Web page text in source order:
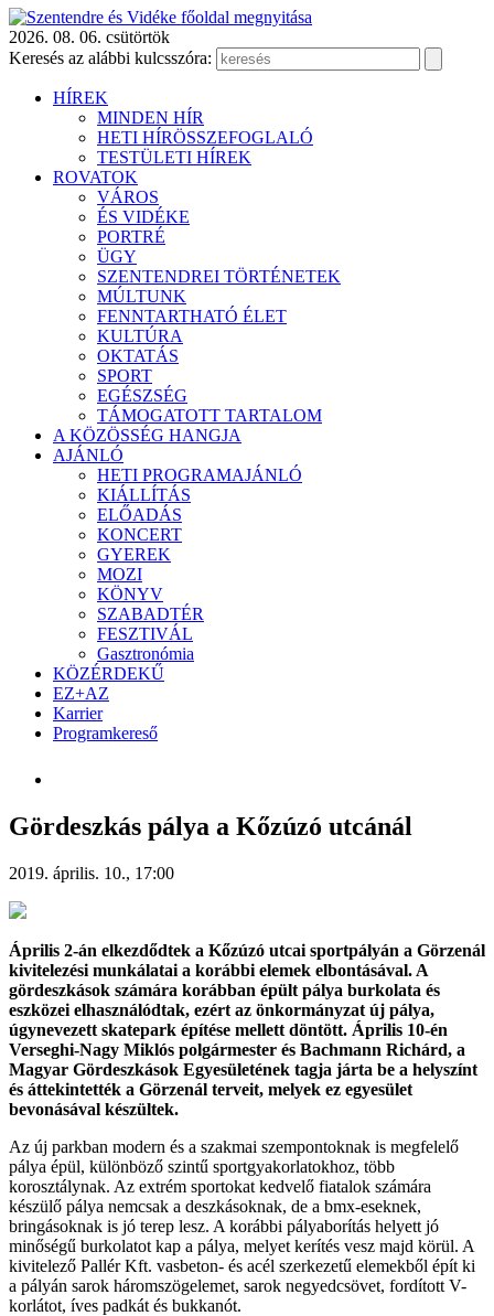
2026. 08. 06. csütörtök
Keresés az alábbi kulcsszóra:
HÍREK
MINDEN HÍR
HETI HÍRÖSSZEFOGLALÓ
TESTÜLETI HÍREK
ROVATOK
VÁROS
ÉS VIDÉKE
PORTRÉ
ÜGY
SZENTENDREI TÖRTÉNETEK
MÚLTUNK
FENNTARTHATÓ ÉLET
KULTÚRA
OKTATÁS
SPORT
EGÉSZSÉG
TÁMOGATOTT TARTALOM
A KÖZÖSSÉG HANGJA
AJÁNLÓ
HETI PROGRAMAJÁNLÓ
KIÁLLÍTÁS
ELŐADÁS
KONCERT
GYEREK
MOZI
KÖNYV
SZABADTÉR
FESZTIVÁL
Gasztronómia
KÖZÉRDEKŰ
EZ+AZ
Karrier
Programkereső
Gördeszkás pálya a Kőzúzó utcánál
2019. április. 10., 17:00
Április 2-án elkezdődtek a Kőzúzó utcai sportpályán a Görzenál
kivitelezési munkálatai a korábbi elemek elbontásával. A
gördeszkások számára korábban épült pálya burkolata és
eszközei elhasználódtak, ezért az önkormányzat új pálya,
úgynevezett skatepark építése mellett döntött. Április 10-én
Verseghi-Nagy Miklós polgármester és Bachmann Richárd, a
Magyar Gördeszkások Egyesületének tagja járta be a helyszínt
és áttekintették a Görzenál terveit, melyek ez egyesület
bevonásával készültek.
Az új parkban modern és a szakmai szempontoknak is megfelelő
pálya épül, különböző szintű sportgyakorlatokhoz, több
korosztálynak. Az extrém sportokat kedvelő fiatalok számára
készülő pálya nemcsak a deszkásoknak, de a bmx-eseknek,
bringásoknak is jó terep lesz. A korábbi pályaborítás helyett jó
minőségű burkolatot kap a pálya, melyet kerítés vesz majd körül. A
kivitelező Pallér Kft. vasbeton- és acél szerkezetű elemekből épít ki
a pályán sarok háromszögelemet, sarok negyedcsövet, fordított V-
korlátot, íves padkát és bukkanót.